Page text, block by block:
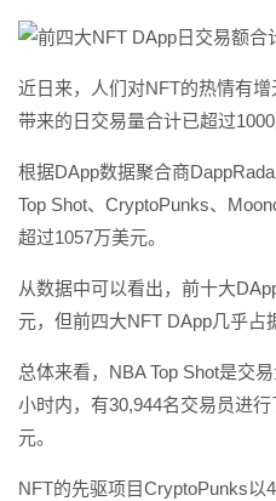
近日来，人们对NFT的热情有
带来的日交易量合计已超过1000
根据DApp数据聚合商
Top Shot、CryptoPunks、
超过1057万美元。
从数据中可以看出，前十大
元，但前四大NFT DApp几乎占
总体来看，NBA Top Shot是交
小时内，有30,944名交易员进
元。
NFT的先驱项目CryptoPunks以